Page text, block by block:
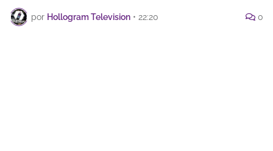
por Hollogram Television • 22:20 0